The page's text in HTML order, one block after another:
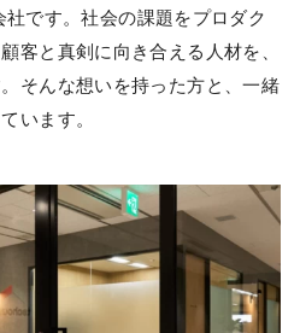
です。社会の課題をプロダク
客と真剣に向き合える人材を、
そんな想いを持った方と、一緒
います。